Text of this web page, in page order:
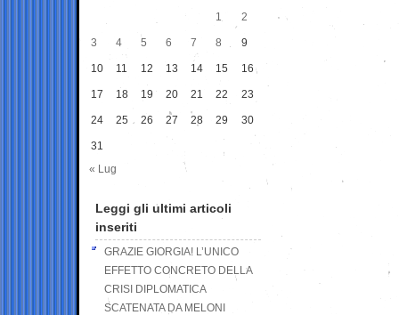
1
2
3 4 5 6 7 8 9
10 11 12 13 14 15 16
17 18 19 20 21 22 23
24 25 26 27 28 29 30
31
« Lug
Leggi gli ultimi articoli
inseriti
GRAZIE GIORGIA! L’UNICO
EFFETTO CONCRETO DELLA
CRISI DIPLOMATICA
SCATENATA DA MELONI